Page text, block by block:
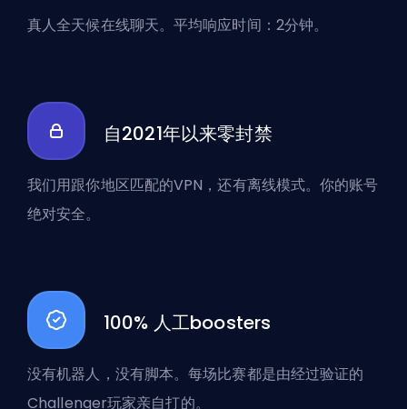
真人全天候在线聊天。平均响应时间：2分钟。
自2021年以来零封禁
我们用跟你地区匹配的VPN，还有离线模式。你的账号
绝对安全。
100% 人工boosters
没有机器人，没有脚本。每场比赛都是由经过验证的
Challenger玩家亲自打的。